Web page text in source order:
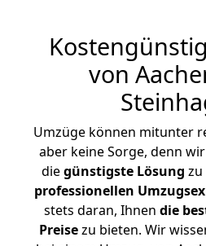
von
Umzüge können mitunter
aber keine Sorge, denn
diegünstigste Lösung zu
professionellen
stets daran, Ihnen die
Preisezu bieten. Wir